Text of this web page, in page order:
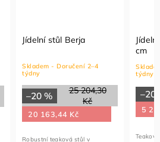
Jídelní stůl Berja
Skladem - Doručení 2–4
týdny
25 204,30
Kč
–20 %
20 163,44 Kč
Robustní teaková stůl v
cm
týdny
–20
5